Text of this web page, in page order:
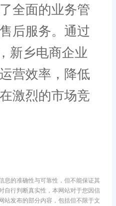
全面的业务管
后服务。通过
新乡电商企业
营效率，降低
激烈的市场竞
息的准确性与可靠性，但不能保证其
自行判断真实性，本网站对于您因信
站发布的部分内容，包括但不限于文